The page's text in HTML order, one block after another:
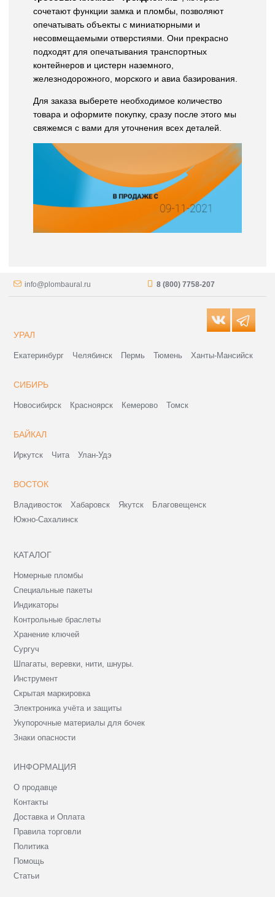
сочетают функции замка и пломбы, позволяют
опечатывать объекты с миниатюрными и
несовмещаемыми отверстиями. Они прекрасно
подходят для опечатывания транспортных
контейнеров и цистерн наземного,
железнодорожного, морского и авиа базирования.
Для заказа выберете необходимое количество
товара и оформите покупку, сразу после этого мы
свяжемся с вами для уточнения всех деталей.
info@plombaural.ru 8 (800) 7758-207
УРАЛ
Екатеринбург Челябинск Пермь Тюмень Ханты-Мансийск
СИБИРЬ
Новосибирск Красноярск Кемерово Томск
БАЙКАЛ
Иркутск Чита Улан-Удэ
ВОСТОК
Владивосток Хабаровск Якутск
Благовещенск
Южно-Сахалинск
КАТАЛОГ
Номерные пломбы
Специальные пакеты
Индикаторы
Контрольные браслеты
Хранение ключей
Сургуч
Шпагаты, веревки, нити, шнуры.
Инструмент
Скрытая маркировка
Электроника учёта и защиты
Укупорочные материалы для бочек
Знаки опасности
ИНФОРМАЦИЯ
О продавце
Контакты
Доставка и Оплата
Правила торговли
Политика
Помощь
Статьи